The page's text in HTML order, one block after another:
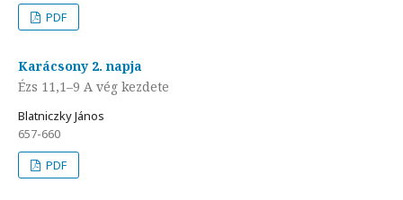
PDF
Karácsony 2. napja
Ézs 11,1–9 A vég kezdete
Blatniczky János
657-660
PDF